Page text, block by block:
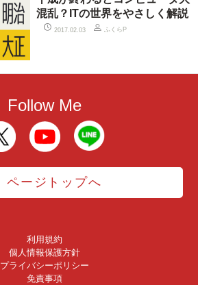
混乱？ITの世界をやさしく解説
2017.02.03 ふくらP
Follow Me
ページトップへ
利用規約
個人情報保護方針
プライバシーポリシー
免責事項